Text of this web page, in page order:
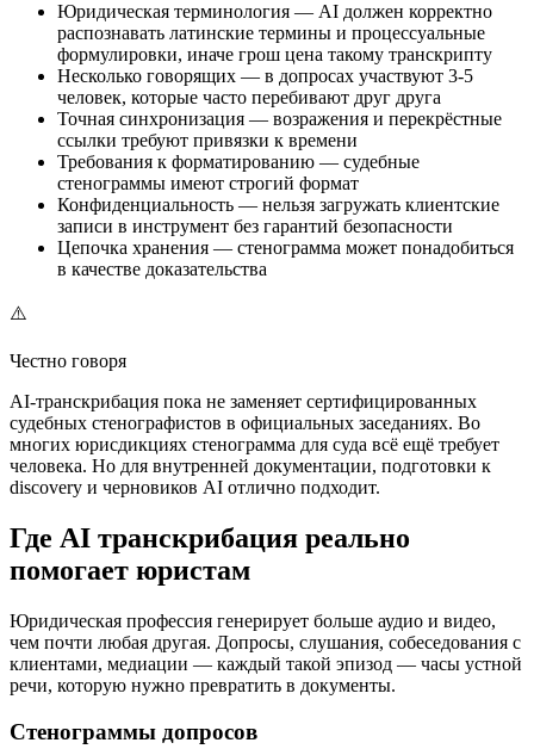
Юридическая терминология — AI должен корректно
распознавать латинские термины и процессуальные
формулировки, иначе грош цена такому транскрипту
Несколько говорящих — в допросах участвуют 3-5
человек, которые часто перебивают друг друга
Точная синхронизация — возражения и перекрёстные
ссылки требуют привязки к времени
Требования к форматированию — судебные
стенограммы имеют строгий формат
Конфиденциальность — нельзя загружать клиентские
записи в инструмент без гарантий безопасности
Цепочка хранения — стенограмма может понадобиться
в качестве доказательства
⚠️
Честно говоря
AI-транскрибация пока не заменяет сертифицированных
судебных стенографистов в официальных заседаниях. Во
многих юрисдикциях стенограмма для суда всё ещё требует
человека. Но для внутренней документации, подготовки к
discovery и черновиков AI отлично подходит.
Где AI транскрибация реально
помогает юристам
Юридическая профессия генерирует больше аудио и видео,
чем почти любая другая. Допросы, слушания, собеседования с
клиентами, медиации — каждый такой эпизод — часы устной
речи, которую нужно превратить в документы.
Стенограммы допросов